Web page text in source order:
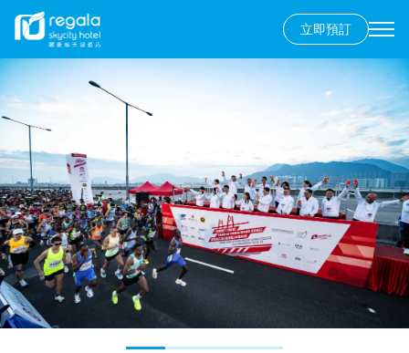
移
至
容
立即預訂
Secondary
menu
圖
片